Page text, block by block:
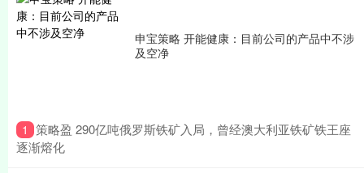
申宝策略 开能健康：目前公司的产品中不涉
及空净
1 ​策略盈 290亿吨俄罗斯铁矿入局，曾经澳大利亚铁矿铁王座
逐渐熔化